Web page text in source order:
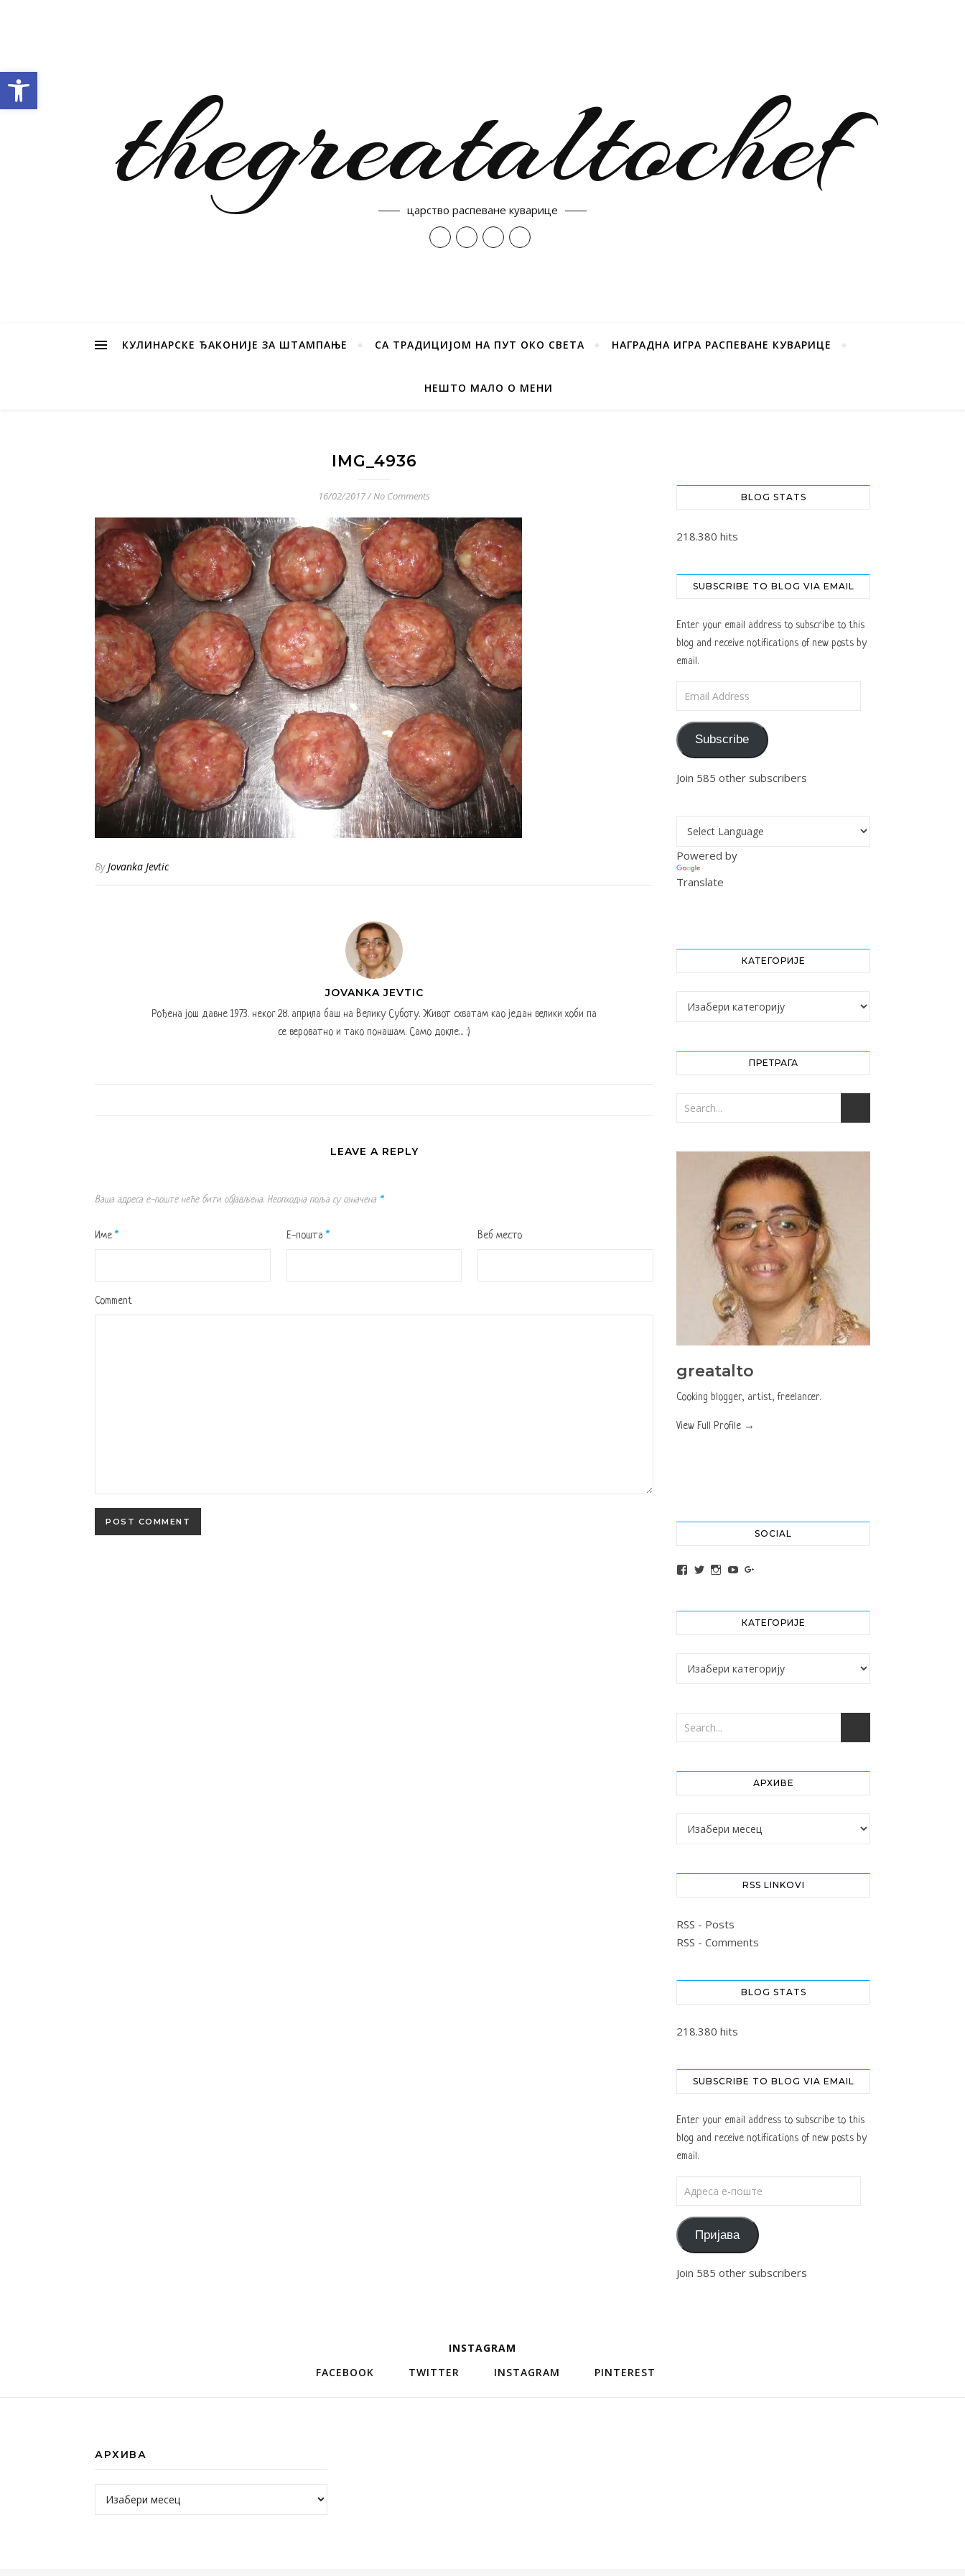
thegreataltochef
царство распеване куварице
КУЛИНАРСКЕ ЂАКОНИЈЕ ЗА ШТАМПАЊЕ СА ТРАДИЦИЈОМ НА ПУТ ОКО СВЕТА НАГРАДНА ИГРА РАСПЕВАНЕ КУВАРИЦЕ
НЕШТО МАЛО О МЕНИ
IMG_4936
16/02/2017/No Comments
ByJovanka Jevtic
JOVANKA JEVTIC
Рођена још давне 1973. неког 28. априла баш на Велику Суботу. Живот схватам као један велики хоби па
се вероватно и тако понашам. Само докле... :)
LEAVE A REPLY
Ваша адреса е-поште неће бити објављена. Неопходна поља су означена *
Име * Е-пошта * Веб место
Comment
BLOG STATS
218.380 hits
SUBSCRIBE TO BLOG VIA EMAIL
Enter your email address to subscribe to this
blog and receive notifications of new posts by
email.
Subscribe
Join 585 other subscribers
Powered by
Translate
КАТЕГОРИЈЕ
Категорије
ПРЕТРАГА
greatalto
Cooking blogger, artist, freelancer.
View Full Profile →
SOCIAL
View altochef’s profile on Facebook
View jovancica73’s profile on Twitter
View jovancica73’s profile on Instagram
View jovancica73’s profile on YouTube
КАТЕГОРИЈЕ
Категорије
АРХИВЕ
Архиве
RSS LINKOVI
RSS - Posts
RSS - Comments
BLOG STATS
218.380 hits
SUBSCRIBE TO BLOG VIA EMAIL
Enter your email address to subscribe to this
blog and receive notifications of new posts by
email.
Пријава
Join 585 other subscribers
INSTAGRAM
FACEBOOK
TWITTER INSTAGRAM PINTEREST
АРХИВА
Архива
Open toolbar